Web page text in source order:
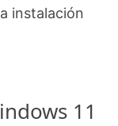
instalación
11